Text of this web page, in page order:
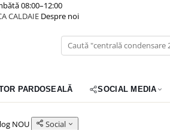
08:00–12:00
CALDAIE Despre noi
PARDOSEALĂ SOCIAL MEDIA
NOU Social